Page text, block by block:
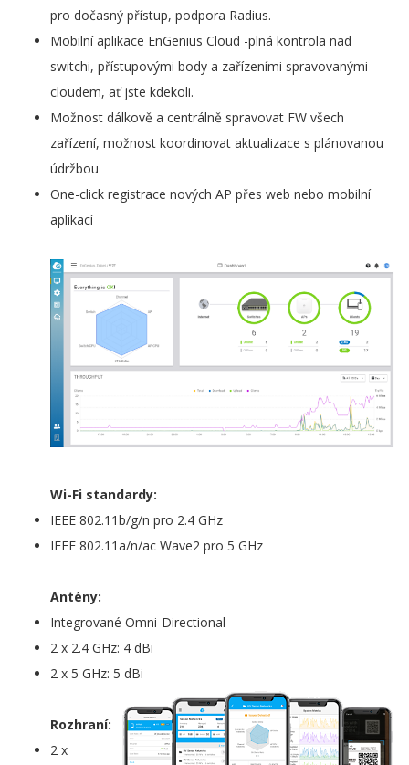
pro dočasný přístup, podpora Radius.
Mobilní aplikace EnGenius Cloud -plná kontrola nad
switchi, přístupovými body a zařízeními spravovanými
cloudem, ať jste kdekoli.
Možnost dálkově a centrálně spravovat FW všech
zařízení, možnost koordinovat aktualizace s plánovanou
údržbou
One-click registrace nových AP přes web nebo mobilní
aplikací
Wi-Fi standardy:
IEEE 802.11b/g/n pro 2.4 GHz
IEEE 802.11a/n/ac Wave2 pro 5 GHz
Antény:
Integrované Omni-Directional
2 x 2.4 GHz: 4 dBi
2 x 5 GHz: 5 dBi
Rozhraní:
2 x